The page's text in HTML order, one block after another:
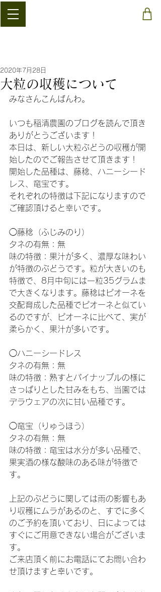
大粒の収穫について
2020年7月28日
みなさんこんばんわ。
いつも稲清農園のブログを読んで頂き
ありがとうございます！
本日は、新しい大粒ぶどうの収穫が開
始したのでご報告させて頂きます！
開始した品種は、藤稔、ハニーシード
レス、竜宝です。
それぞれの特徴は下記になりますので
ご確認頂けると幸いです。
◯藤稔（ふじみのり）
タネの有無：無
味の特徴：果汁が多く、濃厚な味わい
が特徴のぶどうです。粒が大きいのも
特徴で、8月中旬には一粒35グラムま
で大きくなります。藤稔はピオーネを
交配育成した品種でピオーネと似てい
るのですが、ピオーネに比べて、実が
柔らかく、果汁が多いです。
◯ハニーシードレス
タネの有無：無
味の特徴：熟すとパイナップルの様に
さっぱりとした甘みをもち、当園では
デラウェアの次に甘い品種です。
◯竜宝（りゅうほう）
タネの有無：無
味の特徴：竜宝は水分が多い品種で、
果実酒の様な酸味のある味が特徴で
す。
上記のぶどうに関しては雨の影響もあ
り収穫にムラがあるのと、すでに多く
のご予約を頂いており、日によっては
すぐにご用意できない場合がございま
す。
ご来店頂く前にお電話にてお問い合わ
せ頂けますと幸いです。